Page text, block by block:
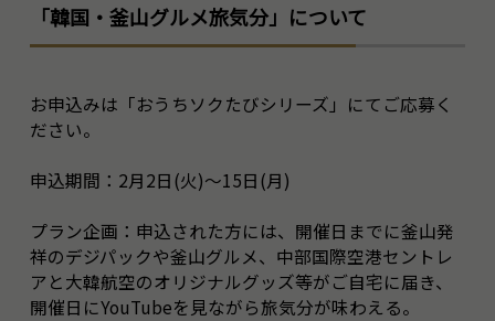
「韓国・釜山グルメ旅気分」について
お申込みは「おうちソクたびシリーズ」にてご応募く
ださい。
申込期間：2月2日(火)～15日(月)
プラン企画：申込された方には、開催日までに釜山発
祥のデジパックや釜山グルメ、中部国際空港セントレ
アと大韓航空のオリジナルグッズ等がご自宅に届き、
開催日にYouTubeを見ながら旅気分が味わえる。